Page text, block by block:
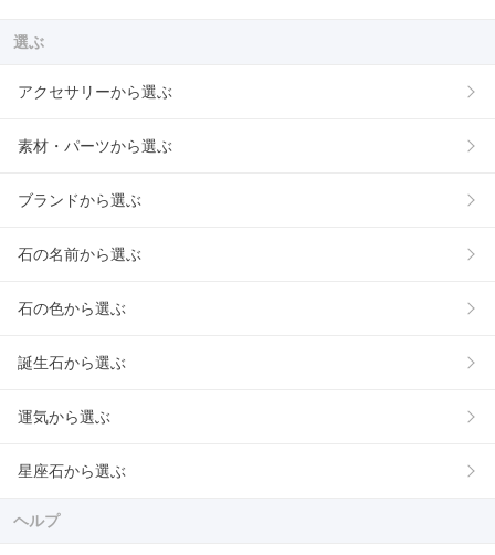
選ぶ
アクセサリーから選ぶ
素材・パーツから選ぶ
ブランドから選ぶ
石の名前から選ぶ
石の色から選ぶ
誕生石から選ぶ
運気から選ぶ
星座石から選ぶ
ヘルプ